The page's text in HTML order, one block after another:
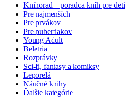
Knihorad – poradca kníh pre deti
Pre najmenších
Pre prvákov
Pre pubertiakov
Young Adult
Beletria
Rozprávky
Sci-fi, fantasy a komiksy
Leporelá
Náučné knihy
Ďalšie kategórie